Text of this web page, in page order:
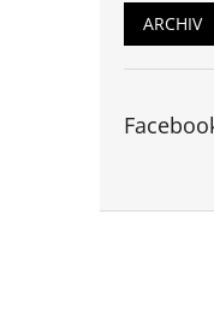
ARCHIV